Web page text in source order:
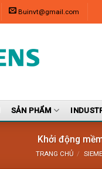
Buinvt@gmail.com
SẢN PHẨM
Khởi động
TRANG CHỦ /